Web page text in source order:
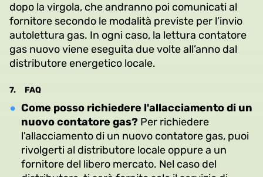
dopo la virgola, che andranno poi comunicati al
fornitore secondo le modalità previste per l’invio
autolettura gas. In ogni caso, la lettura contatore
gas nuovo viene eseguita due volte all’anno dal
distributore energetico locale.
7. FAQ
Come posso richiedere l'allacciamento di un
nuovo contatore gas?Per richiedere
l'allacciamento di un nuovo contatore gas, puoi
rivolgerti al distributore locale oppure a un
fornitore del libero mercato. Nel caso del